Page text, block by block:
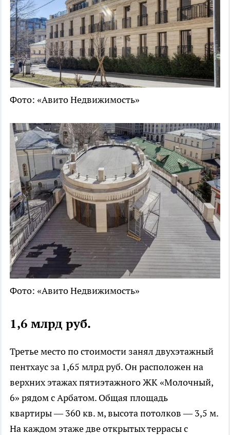
Фото: «Авито Недвижимость»
Фото: «Авито Недвижимость»
1,6 млрд руб.
Третье место по стоимости занял двухэтажный
пентхаус за 1,65 млрд руб. Он расположен на
верхних этажах пятиэтажного ЖК «Молочный,
6» рядом с Арбатом. Общая площадь
квартиры — 360 кв. м, высота потолков — 3,5 м.
На каждом этаже две открытых террасы с